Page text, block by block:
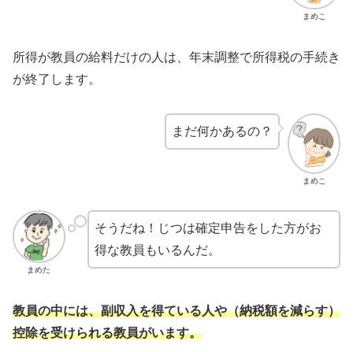
まめこ
所得が教員の給料だけの人は、年末調整で所得税の手続き
が終了します。
まめこ
まだ何かあるの？
まめた
そうだね！じつは確定申告をした方がお
得な教員もいるんだ。
教員の中には、副収入を得ている人や（納税額を減らす）
控除を受けられる教員がいます。